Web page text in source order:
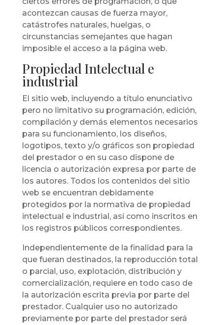
acontezcan causas de fuerza mayor,
catástrofes naturales, huelgas, o
circunstancias semejantes que hagan
imposible el acceso a la página web.
Propiedad Intelectual e
industrial
El sitio web, incluyendo a título enunciativo
pero no limitativo su programación, edición,
compilación y demás elementos necesarios
para su funcionamiento, los diseños,
logotipos, texto y/o gráficos son propiedad
del prestador o en su caso dispone de
licencia o autorización expresa por parte de
los autores. Todos los contenidos del sitio
web se encuentran debidamente
protegidos por la normativa de propiedad
intelectual e industrial, así como inscritos en
los registros públicos correspondientes.
Independientemente de la finalidad para la
que fueran destinados, la reproducción total
o parcial, uso, explotación, distribución y
comercialización, requiere en todo caso de
la autorización escrita previa por parte del
prestador. Cualquier uso no autorizado
previamente por parte del prestador será